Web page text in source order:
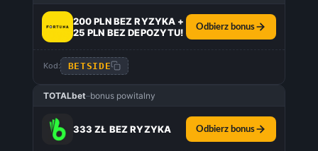
200 PLN BEZ RYZYKA +
25 PLN BEZ DEPOZYTU!
Odbierz bonus
Kod: BETSIDE
TOTALbet–bonus powitalny
333 ZŁ BEZ RYZYKA Odbierz bonus